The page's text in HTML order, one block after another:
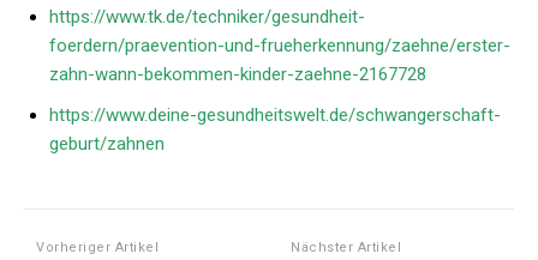
https://www.tk.de/techniker/gesundheit-
foerdern/praevention-und-frueherkennung/zaehne/erster-
zahn-wann-bekommen-kinder-zaehne-2167728
https://www.deine-gesundheitswelt.de/schwangerschaft-
geburt/zahnen
Vorheriger Artikel Nächster Artikel